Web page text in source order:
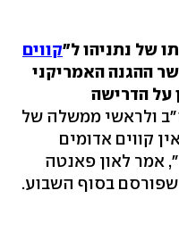
של נתניהו ל"קווים
ההגנה האמריקני
על הדרישה
ולראשי ממשלה של
קווים אדומים
אמר לאון פאנטה
שפורסם בסוף השבוע.